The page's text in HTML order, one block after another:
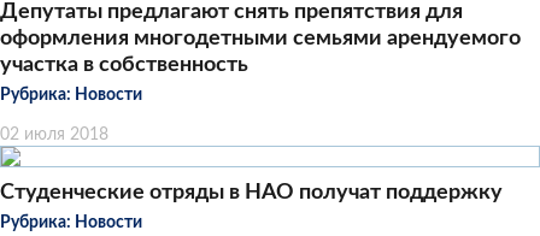
Депутаты предлагают снять препятствия для
оформления многодетными семьями арендуемого
участка в собственность
Рубрика: Новости
02 июля 2018
Студенческие отряды в НАО получат поддержку
Рубрика: Новости